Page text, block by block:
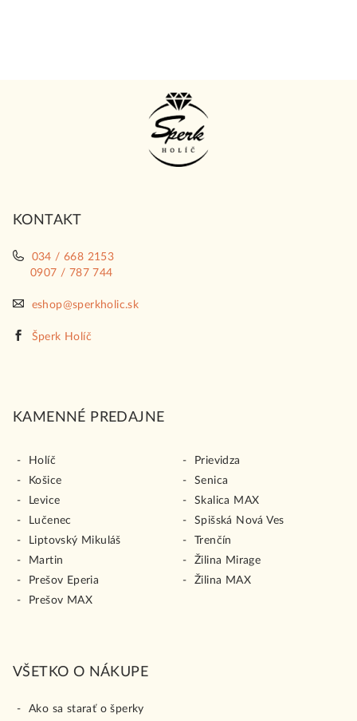
KONTAKT
034 / 668 2153
0907 / 787 744
eshop@sperkholic.sk
Šperk Holíč
KAMENNÉ PREDAJNE
Holíč
Košice
Levice
Lučenec
Liptovský Mikuláš
Martin
Prešov Eperia
Prešov MAX
Prievidza
Senica
Skalica MAX
Spišská Nová Ves
Trenčín
Žilina Mirage
Žilina MAX
VŠETKO O NÁKUPE
Ako sa starať o šperky